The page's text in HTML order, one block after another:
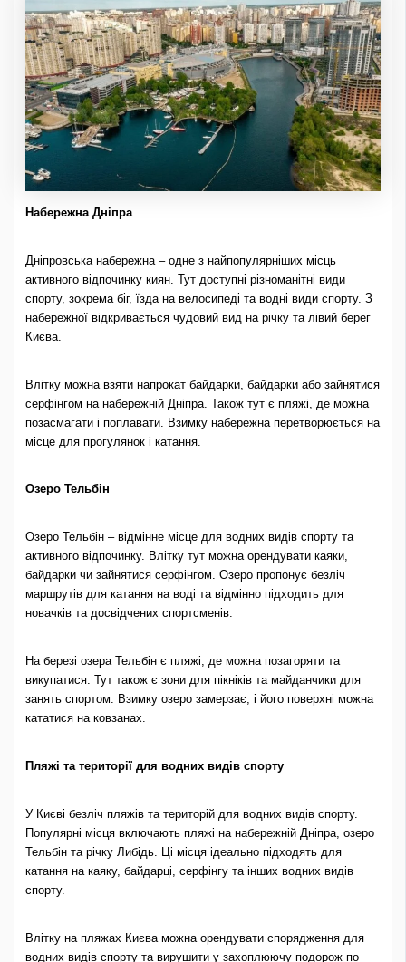
Набережна Дніпра
Дніпровська набережна – одне з найпопулярніших місць
активного відпочинку киян. Тут доступні різноманітні види
спорту, зокрема біг, їзда на велосипеді та водні види спорту. З
набережної відкривається чудовий вид на річку та лівий берег
Києва.
Влітку можна взяти напрокат байдарки, байдарки або зайнятися
серфінгом на набережній Дніпра. Також тут є пляжі, де можна
позасмагати і поплавати. Взимку набережна перетворюється на
місце для прогулянок і катання.
Озеро Тельбін
Озеро Тельбін – відмінне місце для водних видів спорту та
активного відпочинку. Влітку тут можна орендувати каяки,
байдарки чи зайнятися серфінгом. Озеро пропонує безліч
маршрутів для катання на воді та відмінно підходить для
новачків та досвідчених спортсменів.
На березі озера Тельбін є пляжі, де можна позагоряти та
викупатися. Тут також є зони для пікніків та майданчики для
занять спортом. Взимку озеро замерзає, і його поверхні можна
кататися на ковзанах.
Пляжі та території для водних видів спорту
У Києві безліч пляжів та територій для водних видів спорту.
Популярні місця включають пляжі на набережній Дніпра, озеро
Тельбін та річку Либідь. Ці місця ідеально підходять для
катання на каяку, байдарці, серфінгу та інших водних видів
спорту.
Влітку на пляжах Києва можна орендувати спорядження для
водних видів спорту та вирушити у захоплюючу подорож по